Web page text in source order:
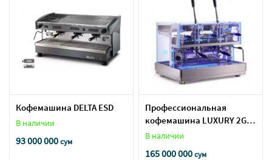
Кофемашина DELTA ESD
В наличии
93 000 000сум
Профессиональная
кофемашина LUXURY 2GR
LEVA, 400 В, белая
В наличии
165 000 000сум